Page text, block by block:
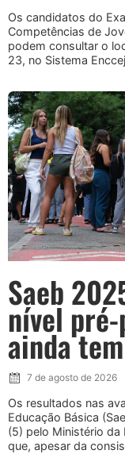
Os candidatos do
Competências de
podem consultar o
23, no Sistema
Saeb
nível
ainda
7 de agosto de 2026
Os resultados nas
Educação Básica
(5) pelo Ministério da
que, apesar da